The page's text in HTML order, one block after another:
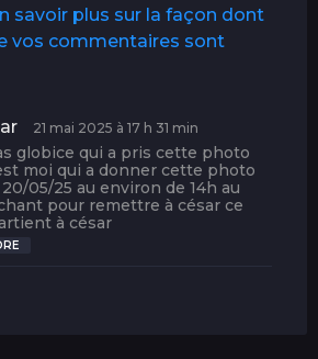
savoir plus sur la façon dont
vos commentaires sont
i
t
:
21 mai 2025 à 17 h 31 min
globice qui a pris cette photo
moi qui a donner cette photo
05/25 au environ de 14h au
pour remettre à césar ce
à césar